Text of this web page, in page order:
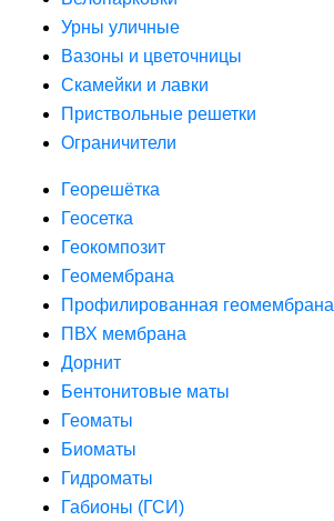
Урны уличные
Вазоны и цветочницы
Скамейки и лавки
Приствольные решетки
Ограничители
Георешётка
Геосетка
Геокомпозит
Геомембрана
Профилированная геомембрана
ПВХ мембрана
Дорнит
Бентонитовые маты
Геоматы
Биоматы
Гидроматы
Габионы (ГСИ)